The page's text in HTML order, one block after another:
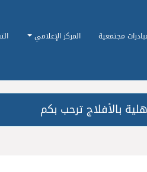
مجتمعية المركز الإعلامي
بالأفلاج ترحب بكم